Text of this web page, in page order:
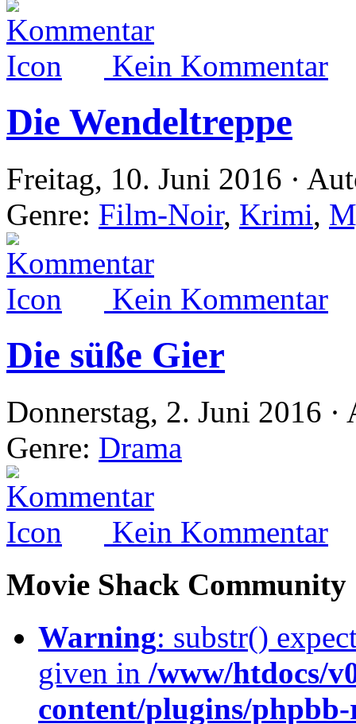
Kein Kommentar
Die Wendeltreppe
Freitag, 10. Juni 2016 ·
Genre: Film-Noir, Krimi,
Kein Kommentar
Die süße Gier
Donnerstag, 2. Juni 2016
Genre: Drama
Kein Kommentar
Movie Shack Community
Warning: substr()
given in /www/htdocs/
content/plugins/phpbb-